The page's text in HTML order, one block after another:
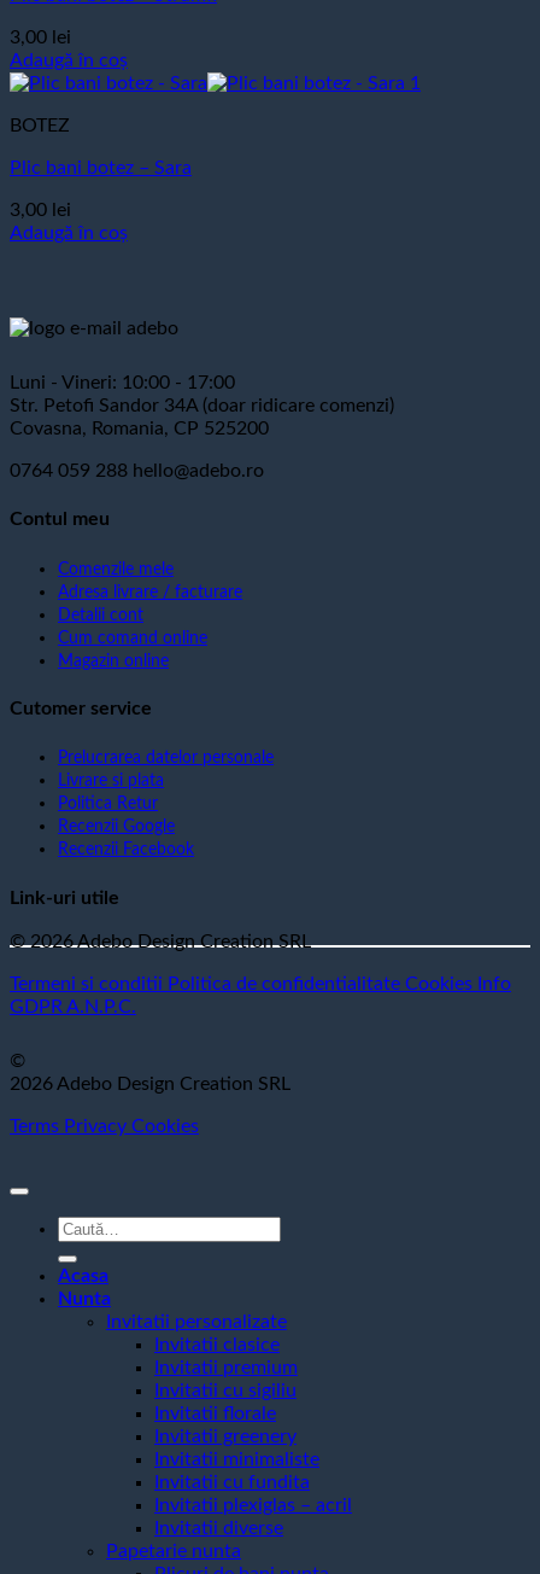
3,00 lei
Adaugă în coș
BOTEZ
Plic bani botez – Sara
3,00 lei
Adaugă în coș
Luni - Vineri: 10:00 - 17:00
Str. Petofi Sandor 34A (doar ridicare comenzi)
Covasna, Romania, CP 525200
0764 059 288 hello@adebo.ro
Contul meu
Comenzile mele
Adresa livrare / facturare
Detalii cont
Cum comand online
Magazin online
Cutomer service
Prelucrarea datelor personale
Livrare si plata
Politica Retur
Recenzii Google
Recenzii Facebook
Link-uri utile
© 2026 Adebo Design Creation SRL
Termeni si conditii Politica de confidentialitate Cookies Info
GDPR A.N.P.C.
©
2026 Adebo Design Creation SRL
Terms Privacy Cookies
Caută
Acasa
Nunta
Invitatii personalizate
Invitatii clasice
Invitatii premium
Invitatii cu sigiliu
Invitatii florale
Invitatii greenery
Invitatii minimaliste
Invitatii cu fundita
Invitatii plexiglas – acril
Invitatii diverse
Papetarie nunta